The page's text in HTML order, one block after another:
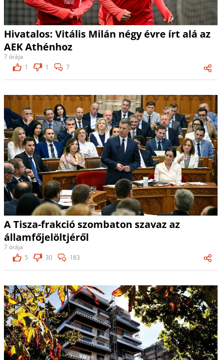
Hivatalos: Vitális Milán négy évre írt alá az
AEK Athénhoz
7 órája
1
1 7
A Tisza-frakció szombaton szavaz az
államfőjelöltjéről
7 órája
5
30 183